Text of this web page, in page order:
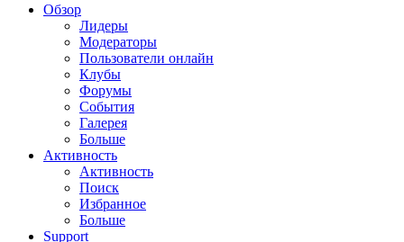
Обзор
Лидеры
Модераторы
Пользователи онлайн
Клубы
Форумы
События
Галерея
Больше
Активность
Активность
Поиск
Избранное
Больше
Support